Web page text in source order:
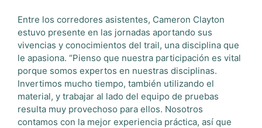
Entre los corredores asistentes, Cameron Clayton
estuvo presente en las jornadas aportando sus
vivencias y conocimientos del trail, una disciplina que
le apasiona. “Pienso que nuestra participación es vital
porque somos expertos en nuestras disciplinas.
Invertimos mucho tiempo, también utilizando el
material, y trabajar al lado del equipo de pruebas
resulta muy provechoso para ellos. Nosotros
contamos con la mejor experiencia práctica, así que